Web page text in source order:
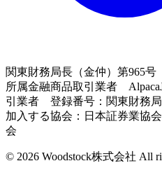
関東財務局長（金仲）第965号
所属金融商品取引業者
引業者 登録番号：関東財務局
加入する協会：日本証券業協
会
© 2026 Woodstock株式会社 All